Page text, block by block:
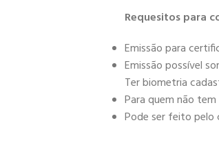
Requesitos para
Emissão para
Emissão possível
Ter biometria
Para quem não
Pode ser feito pelo